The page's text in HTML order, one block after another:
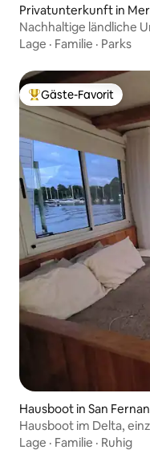
Privatunterkunft in
Lage · Familie · Parks
Beliebter Gäste-
Gäste-Favorit
Hausboot in San
Hausboot im Delta,
Lage · Familie · Ruhig